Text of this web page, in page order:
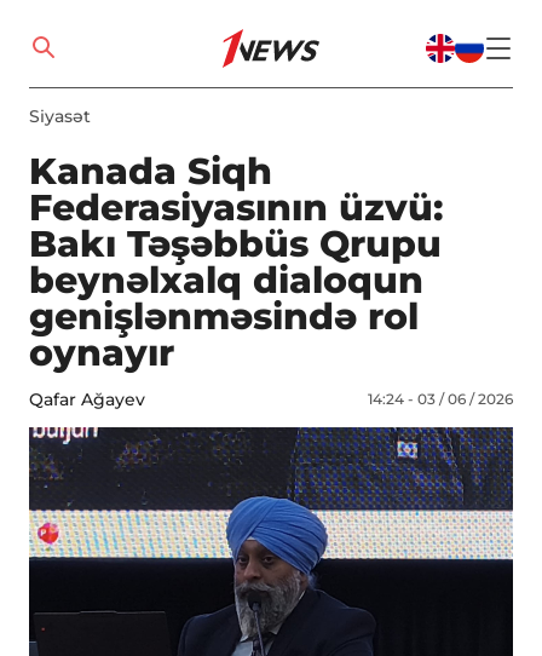
Siyasət
Kanada Siqh
Federasiyasının üzvü:
Bakı Təşəbbüs Qrupu
beynəlxalq dialoqun
genişlənməsində rol
oynayır
Qafar Ağayev 14:24 - 03 / 06 / 2026